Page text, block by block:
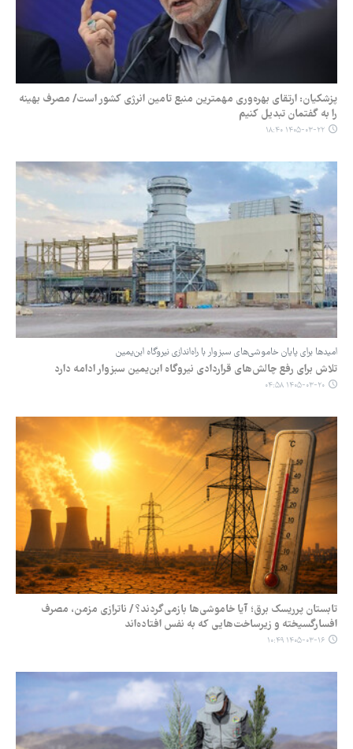
پزشکیان: ارتقای بهره‌وری مهمترین منبع تامین انرژی کشور است/ مصرف بهینه
را به گفتمان تبدیل کنیم
۱۴۰۵-۰۳-۲۲ ۱۸:۴۰
امیدها برای پایان خاموشی‌های سبزوار با راه‌اندازی نیروگاه ابن‌یمین
تلاش برای رفع چالش‌های قراردادی نیروگاه ابن‌یمین سبزوار ادامه دارد
۱۴۰۵-۰۳-۲۰ ۰۴:۵۸
تابستان پرریسک برق؛ آیا خاموشی‌ها بازمی‌گردند؟ / ناترازی مزمن، مصرف
افسارگسیخته و زیرساخت‌هایی که به نفس افتاده‌اند
۱۴۰۵-۰۳-۱۶ ۱۰:۴۹